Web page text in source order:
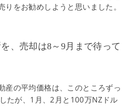
りをお勧めしようと思いました。
、売却は8～9月まで待って
産の平均価格は、このところずっ
たが、1月、2月と100万NZドル